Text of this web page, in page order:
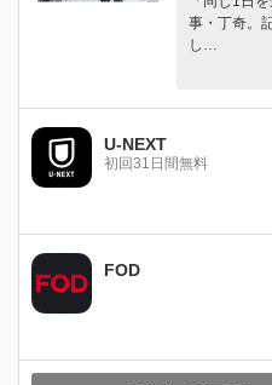
事・丁奇。
し…
U-NEXT
初回31日間無料
FOD